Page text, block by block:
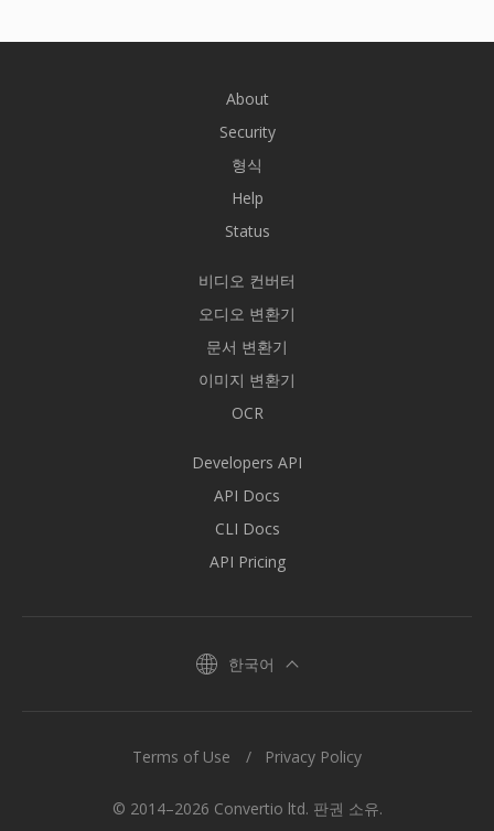
About
Security
형식
Help
Status
비디오 컨버터
오디오 변환기
문서 변환기
이미지 변환기
OCR
Developers API
API Docs
CLI Docs
API Pricing
한국어
© 2014–2026 Convertio ltd. 판권 소유.
Terms of Use Privacy Policy